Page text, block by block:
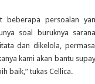
beberapa persoalan
soal buruknya
dan dikelola,
kami akan bantu
baik,” tukas Cellica.